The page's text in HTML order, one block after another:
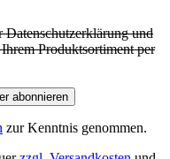
Datenschutzerklärung und
Produktsortiment per
abonnieren
zur Kenntnis genommen.